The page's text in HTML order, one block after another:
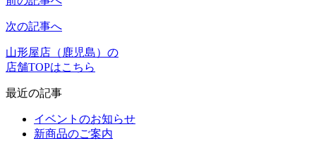
次の記事へ
山形屋店（鹿児島）の
店舗TOPはこちら
最近の記事
イベントのお知らせ
新商品のご案内